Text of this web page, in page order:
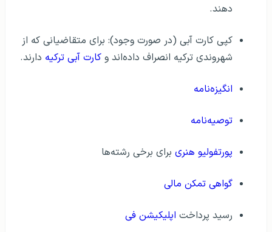
دهند.
کپی کارت آبی (در صورت وجود): برای متقاضیانی که از
شهروندی ترکیه انصراف داده‌اند و کارت آبی ترکیه دارند.
انگیزه‌نامه
توصیه‌نامه
پورتفولیو هنری برای برخی رشته‌ها
گواهی تمکن مالی
رسید پرداخت اپلیکیشن فی